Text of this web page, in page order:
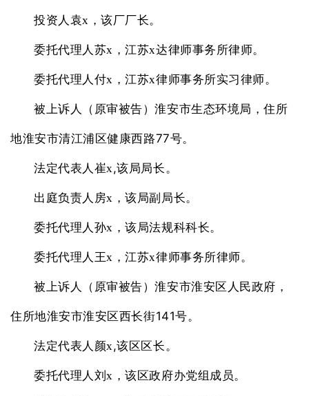
投资人袁x，该厂厂长。
委托代理人苏x，江苏x达律师事务所律师。
委托代理人付x，江苏x律师事务所实习律师。
被上诉人（原审被告）淮安市生态环境局，住所
地淮安市清江浦区健康西路77号。
法定代表人崔x,该局局长。
出庭负责人房x，该局副局长。
委托代理人孙x，该局法规科科长。
委托代理人王x，江苏x律师事务所律师。
被上诉人（原审被告）淮安市淮安区人民政府，
住所地淮安市淮安区西长街141号。
法定代表人颜x,该区区长。
委托代理人刘x，该区政府办党组成员。